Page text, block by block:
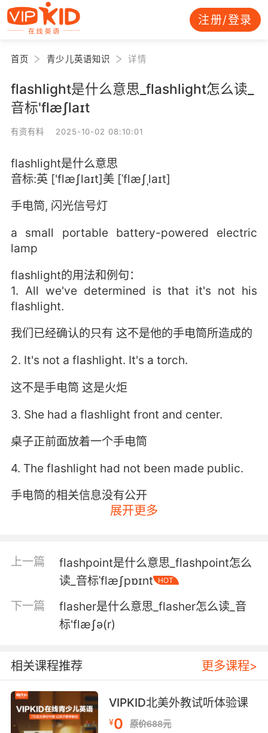
注册/登录
首页 青少儿英语知识 详情
flashlight是什么意思_flashlight怎么读_
音标'flæʃlaɪt
有资有料 2025-10-02 08:10:01
flashlight是什么意思
音标:英 ['flæʃlaɪt]美 [ˈflæʃˌlaɪt]
手电筒, 闪光信号灯
a small portable battery-powered electric
lamp
flashlight的用法和例句：
1. All we've determined is that it's not his
flashlight.
我们已经确认的只有 这不是他的手电筒所造成的
2. It's not a flashlight. It's a torch.
这不是手电筒 这是火炬
3. She had a flashlight front and center.
桌子正前面放着一个手电筒
4. The flashlight had not been made public.
手电筒的相关信息没有公开
6. I was dropped into a cave, and you were
我之前就像掉进了山洞 而你是我的手电筒
你们身上有手电筒 找到它
8. ...flashlights got through and the batteries
didn't.
展开更多
上一篇
flashpoint是什么意思_flashpoint怎么
读_音标ˈflæʃpɒɪnt
HOT
下一篇
flasher是什么意思_flasher怎么读_音
标'flæʃə(r)
相关课程推荐 更多课程>
VIPKID北美外教试听体验课
¥0 原价688元